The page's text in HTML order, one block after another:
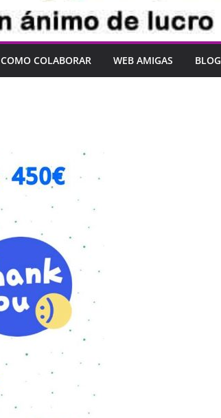
COMO COLABORAR WEB AMIGAS BLOG